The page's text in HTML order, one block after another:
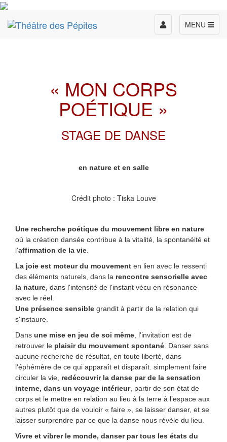
MENU
Toggle
navigation
« MON CORPS
POÉTIQUE »
STAGE DE DANSE
en nature et en salle
Crédit photo : Tiska Louve
Une recherche poétique du mouvement libre en nature
où la création dansée contribue à la vitalité, la spontanéité et
l'affirmation de la vie.
La joie est moteur du mouvement en lien avec le ressenti
des éléments naturels, dans la rencontre sensorielle avec
la nature, dans l'intensité de l'instant vécu en résonance
avec le réel.
Une présence sensible grandit à partir de la relation qui
s'instaure.
Dans une mise en jeu de soi même, l'invitation est de
retrouver le plaisir du mouvement spontané. Danser sans
aucune recherche de résultat, en toute liberté, dans
l'éphémère de ce qui apparaît et disparaît. simplement faire
circuler la vie, redécouvrir la danse par de la sensation
interne, dans un voyage intérieur, partir de son état de
corps et le mettre en relation au lieu à la terre à l’espace aux
autres plutôt que de vouloir « faire », se laisser danser, et se
laisser surprendre par ce que la danse nous révèle du lieu.
Vivre et vibrer le monde, danser par tous les états du